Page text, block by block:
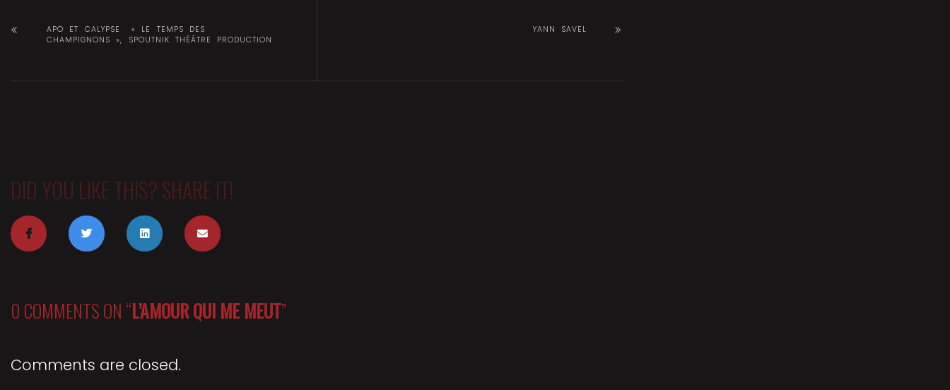
APO ET CALYPSE » LE TEMPS DES
CHAMPIGNONS », SPOUTNIK THÉÂTRE PRODUCTION
YANN SAVEL
DID YOU LIKE THIS? SHARE IT!
0 COMMENTS ON “L’AMOUR QUI ME MEUT”
Comments are closed.